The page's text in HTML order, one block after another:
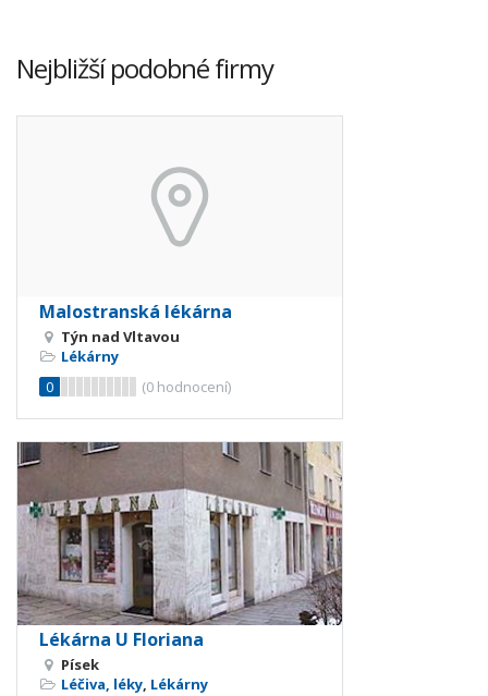
Nejbližší podobné firmy
Malostranská lékárna
Týn nad Vltavou
Lékárny
0
(0 hodnocení)
Lékárna U Floriana
Písek
Léčiva, léky, Lékárny